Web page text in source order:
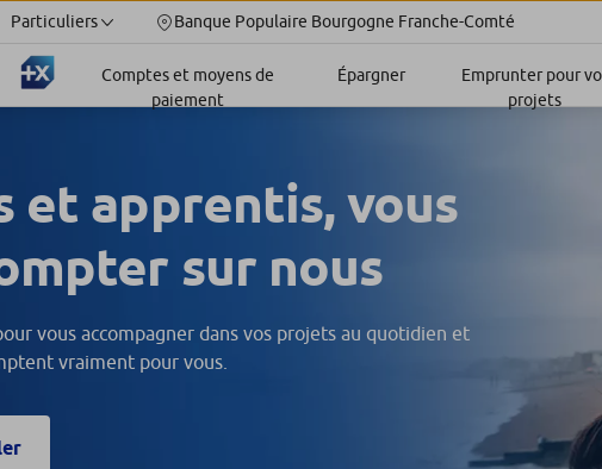
Particuliers Banque Populaire Bourgogne Franche-Comté
Comptes et moyens de
paiement
Épargner
Emprunter pour
projets
et apprentis, vous
sur nous
vous accompagner dans vos projets au quotidien et
vraiment pour vous.